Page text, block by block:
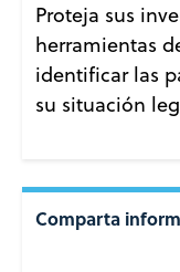
Proteja sus
herramientas
identificar las
su situación
Comparta